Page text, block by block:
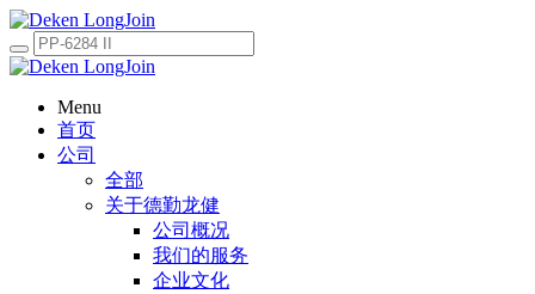
Menu
首页
公司
全部
关于德勤龙健
公司概况
我们的服务
企业文化